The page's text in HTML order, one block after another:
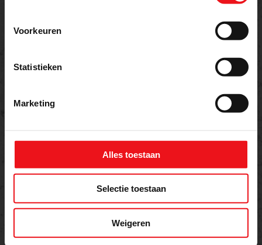
Voorkeuren
Statistieken
Marketing
Alles toestaan
Selectie toestaan
Weigeren
Telefoon
Versturen